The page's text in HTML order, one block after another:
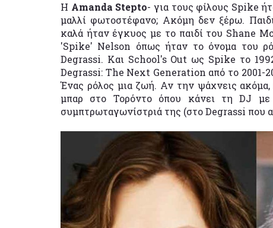
Η Amanda Stepto- για τους φίλους Spike
μαλλί φωτοστέφανο; Ακόμη δεν ξέρω.
καλά ήταν έγκυος με το παιδί του Shane
'Spike' Nelson όπως ήταν το όνομα του
Degrassi. Και School's Out ως Spike το
Degrassi: The Next Generation από το 2001-
Ένας ρόλος μια ζωή. Αν την ψάχνεις
μπαρ στο Τορόντο όπου κάνει τη DJ
συμπτρωταγωνίστριά της (στο Degrassi